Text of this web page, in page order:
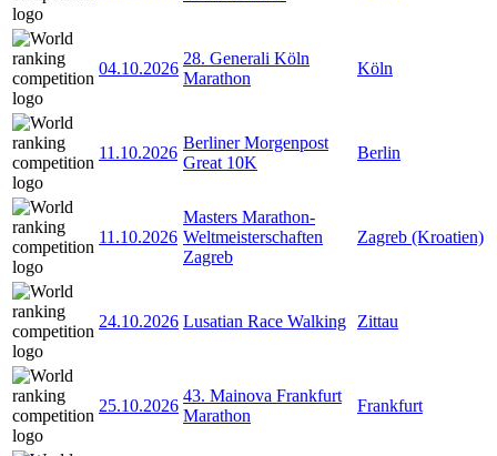
04.10.2026
28. Generali Köln
Marathon
Köln
11.10.2026
Berliner Morgenpost
Great 10K
Berlin
11.10.2026
Masters Marathon-
Weltmeisterschaften
Zagreb
Zagreb (Kroatien)
24.10.2026 Lusatian Race Walking Zittau
25.10.2026
43. Mainova Frankfurt
Marathon
Frankfurt